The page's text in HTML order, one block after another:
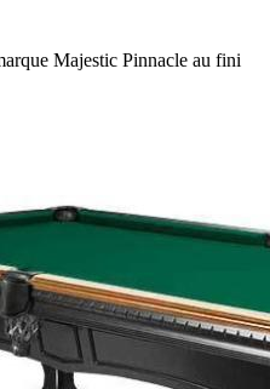
Majestic Pinnacle au fini